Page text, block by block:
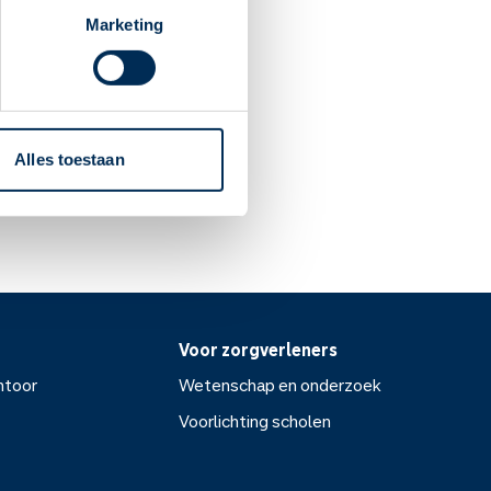
Marketing
Alles toestaan
klieren.
mag gebruiken. Het is
Voor zorgverleners
Wetenschap en onderzoek
Voorlichting scholen